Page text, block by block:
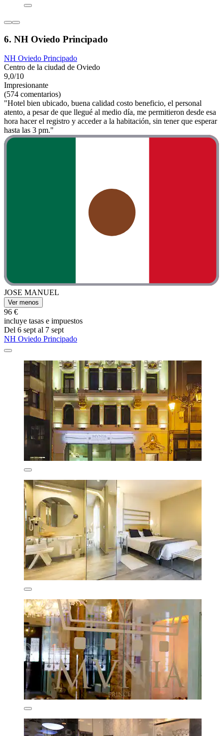
6. NH Oviedo Principado
NH Oviedo Principado
Centro de la ciudad de Oviedo
9,0/10
Impresionante
(574 comentarios)
"Hotel bien ubicado, buena calidad costo beneficio, el personal
atento, a pesar de que llegué al medio día, me permitieron desde esa
hora hacer el registro y acceder a la habitación, sin tener que esperar
hasta las 3 pm."
JOSE MANUEL
Ver menos
96 €
incluye tasas e impuestos
Del 6 sept al 7 sept
NH Oviedo Principado